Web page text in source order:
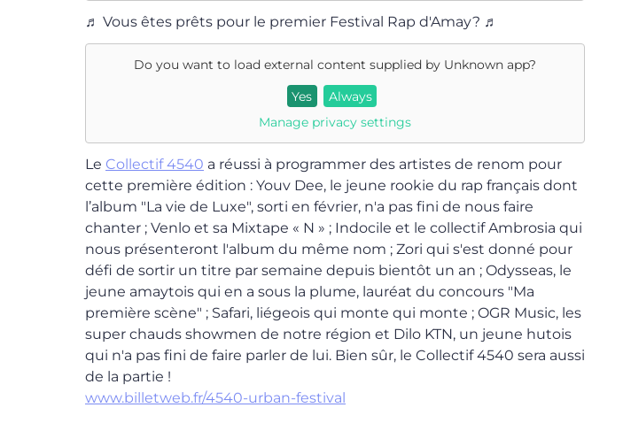
♬ Vous êtes prêts pour le premier Festival Rap d'Amay? ♬
Do you want to load external content supplied by Unknown app?
Yes
Always
Manage privacy settings
Le Collectif 4540 a réussi à programmer des artistes de renom pour
cette première édition : Youv Dee, le jeune rookie du rap français dont
l’album "La vie de Luxe", sorti en février, n'a pas fini de nous faire
chanter ; Venlo et sa Mixtape « N » ; Indocile et le collectif Ambrosia qui
nous présenteront l'album du même nom ; Zori qui s'est donné pour
défi de sortir un titre par semaine depuis bientôt un an ; Odysseas, le
jeune amaytois qui en a sous la plume, lauréat du concours "Ma
première scène" ; Safari, liégeois qui monte qui monte ; OGR Music, les
super chauds showmen de notre région et Dilo KTN, un jeune hutois
qui n'a pas fini de faire parler de lui. Bien sûr, le Collectif 4540 sera aussi
de la partie !
www.billetweb.fr/4540-urban-festival